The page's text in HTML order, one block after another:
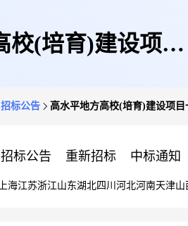
校(培育)建设项目
标公告 高水平地方高校(培育)建设项
招标公告 重新招标 中标通知
上海江苏浙江山东湖北四川 河北河南天津山